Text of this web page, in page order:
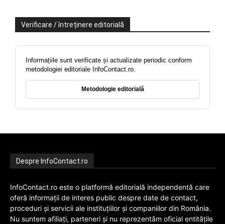
Verificare / întreținere editorială
Informațiile sunt verificate și actualizate periodic conform
metodologiei editoriale InfoContact.ro.
Metodologie editorială
Despre InfoContact.ro
InfoContact.ro este o platformă editorială independentă care
oferă informații de interes public despre date de contact,
proceduri și servicii ale instituțiilor și companiilor din România.
Nu suntem afiliați, parteneri și nu reprezentăm oficial entitățile